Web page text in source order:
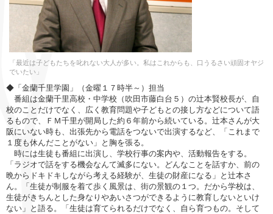
「最近は子どもたちを叱れない大人が多い。私はこれからも、口うるさい頑固オヤジ
でいたい」
◆「金蘭千里学園」（金曜１７時半～）担当
番組は金蘭千里高校・中学校（吹田市藤白台５）の辻本賢校長が、自
校のことだけでなく、広く教育問題や子どもとの接し方などについて語
るもので、ＦＭ千里が開局した約６年前から続いている。辻本さんが大
阪にいない時も、出張先から電話をつないで出演するなど、「これまで
１度も休んだことがない」と胸を張る。
時には生徒も番組に出演し、学校行事の案内や、活動報告をする。
「ラジオで話をする機会なんて滅多にない。どんなことを話すか、前の
晩からドキドキしながら考える経験が、生徒の財産になる」と辻本さ
ん。「生徒が制服を着て歩く風景は、街の景観の１つ。だから学校は、
生徒がきちんとした身なりやあいさつができるように教育しないといけ
ない」と語る。「生徒は育てられるだけでなく、自ら育つもの。そして